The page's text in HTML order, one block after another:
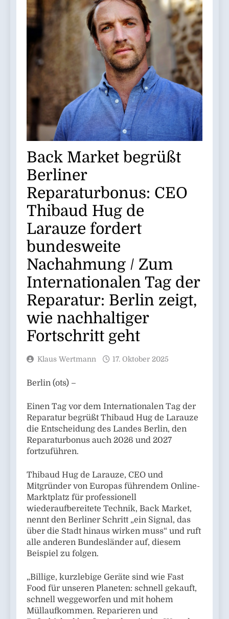
Back Market begrüßt
Berliner
Reparaturbonus: CEO
Thibaud Hug de
Larauze fordert
bundesweite
Nachahmung / Zum
Internationalen Tag der
Reparatur: Berlin zeigt,
wie nachhaltiger
Fortschritt geht
Klaus Wertmann 17. Oktober 2025
Berlin (ots) –
Einen Tag vor dem Internationalen Tag der
Reparatur begrüßt Thibaud Hug de Larauze
die Entscheidung des Landes Berlin, den
Reparaturbonus auch 2026 und 2027
fortzuführen.
Thibaud Hug de Larauze, CEO und
Mitgründer von Europas führendem Online-
Marktplatz für professionell
wiederaufbereitete Technik, Back Market,
nennt den Berliner Schritt „ein Signal, das
über die Stadt hinaus wirken muss“ und ruft
alle anderen Bundesländer auf, diesem
Beispiel zu folgen.
„Billige, kurzlebige Geräte sind wie Fast
Food für unseren Planeten: schnell gekauft,
schnell weggeworfen und mit hohem
Müllaufkommen. Reparieren und